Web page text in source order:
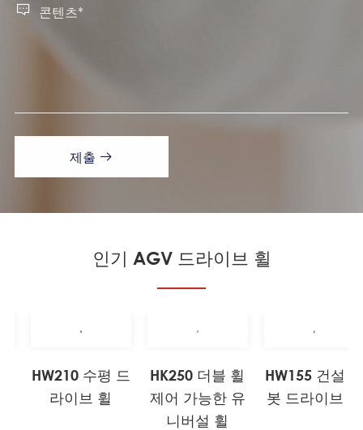

제출 
인기 AGV 드라이브 휠
HW210 수평 드
라이브 휠
HK250 더블 휠
제어 가능한 유
니버설 휠
HW155 건설 로
봇 드라이브 휠